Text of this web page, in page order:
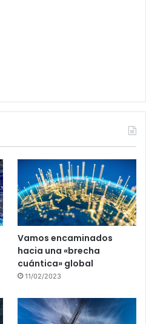
Vamos encaminados
hacia una «brecha
cuántica» global
11/02/2023